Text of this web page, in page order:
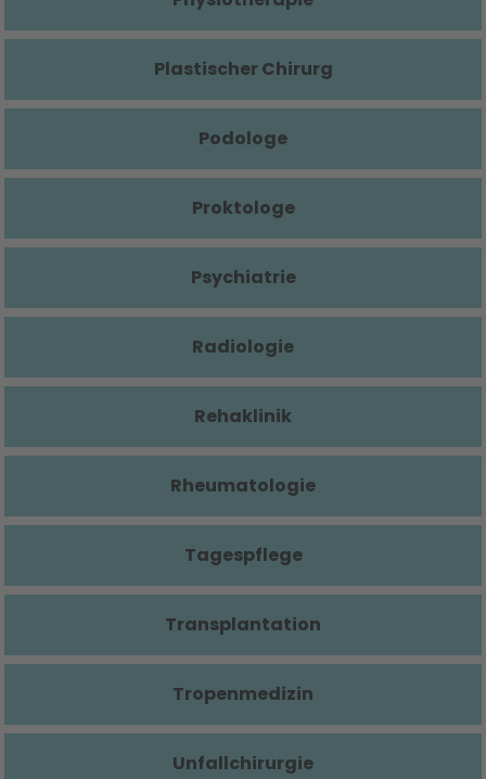
Plastischer Chirurg
Podologe
Proktologe
Psychiatrie
Radiologie
Rehaklinik
Rheumatologie
Tagespflege
Transplantation
Tropenmedizin
Unfallchirurgie